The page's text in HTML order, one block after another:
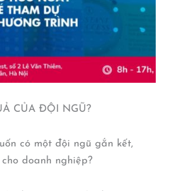
CỦA ĐỘI NGŨ?
có một đội ngũ gắn kết,
doanh nghiệp?